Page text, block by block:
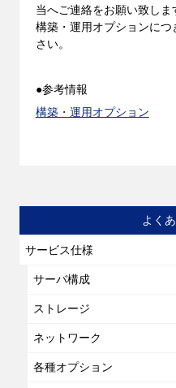
当へご連絡をお願い致しま
構築・運用オプションに
さい。
●参考情報
構築・運用オプション
よく
サービス仕様
サーバ構成
ストレージ
ネットワーク
各種オプション